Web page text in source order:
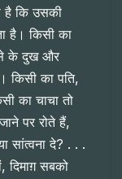
है कि उसकी
है। किसी का
के दुख और
किसी का पति,
का चाचा तो
पर रोते हैं,
सांत्वना दे? . . .
दिमाग़ सबको